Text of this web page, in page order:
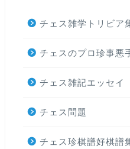
チェス雑学トリビア
チェスのプロ珍事悪
チェス雑記エッセイ
チェス問題
チェス珍棋譜好棋譜